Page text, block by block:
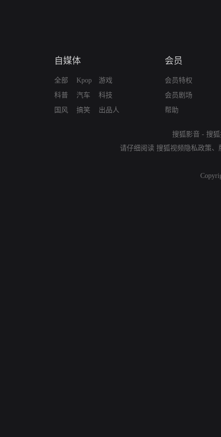
自媒体
全部
科普
国风
Kpop
汽车
搞笑
游戏
科技
出品人
会员
会员特权
会员剧场
帮助
搜狐影音 - 搜
请仔细阅读 搜狐视频隐私政策、